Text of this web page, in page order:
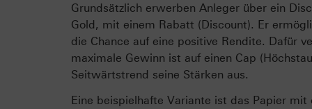
Grundsätzlich erwerben Anleger über ein
Gold, mit einem Rabatt (Discount). Er
die Chance auf eine positive Rendite. Dafür
maximale Gewinn ist auf einen Cap
Seitwärtstrend seine Stärken aus.
Eine beispielhafte Variante ist das Papier mit